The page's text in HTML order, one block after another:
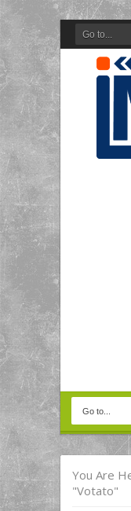
You Are
"votato"